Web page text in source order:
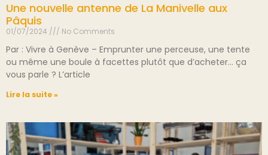
Une nouvelle antenne de La Manivelle aux
Pâquis
01/07/2024 No Comments
Par : Vivre à Genève – Emprunter une perceuse, une tente
ou même une boule à facettes plutôt que d’acheter… ça
vous parle ? L’article
Lire la suite »